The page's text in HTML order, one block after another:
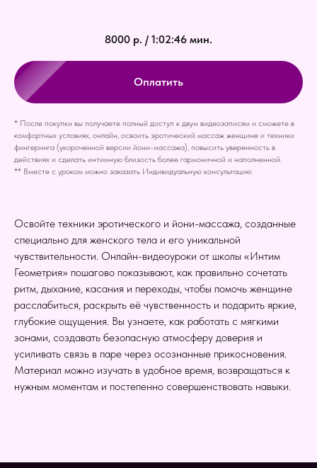
8000 р. / 1:02:46 мин.
Оплатить
* После покупки вы получаете полный доступ к двум видеозаписям и сможете в
комфортных условиях, онлайн, освоить эротический массаж женщине и техники
фингеринга (укороченной версии йони-массажа), повысить уверенность в
действиях и сделать интимную близость более гармоничной и наполненной.
** Вместе с уроком можно заказать Индивидуальную консультацию
Освойте техники эротического и йони-массажа, созданные
специально для женского тела и его уникальной
чувствительности. Онлайн-видеоуроки от школы «Интим
Геометрия» пошагово показывают, как правильно сочетать
ритм, дыхание, касания и переходы, чтобы помочь женщине
расслабиться, раскрыть её чувственность и подарить яркие,
глубокие ощущения. Вы узнаете, как работать с мягкими
зонами, создавать безопасную атмосферу доверия и
усиливать связь в паре через осознанные прикосновения.
Материал можно изучать в удобное время, возвращаться к
нужным моментам и постепенно совершенствовать навыки.